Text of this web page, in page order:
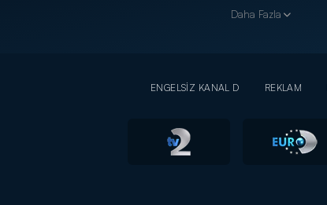
Daha Fazla
ENGELSİZ KANAL D REKLAM